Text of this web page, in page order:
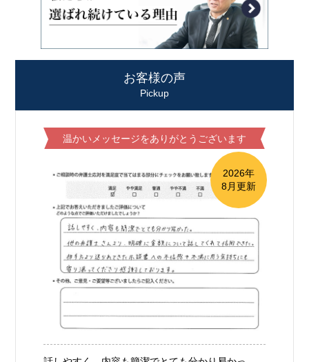
お客様の声
Pickup
温かいメッセージをありがとうございます
2026年
8月更新